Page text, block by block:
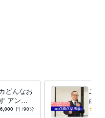
マネージャー
を知りたい
得年 : 2021年
どんなお
アンガ
サルタン
6,000 円 /90分
ニー
点話
ニー